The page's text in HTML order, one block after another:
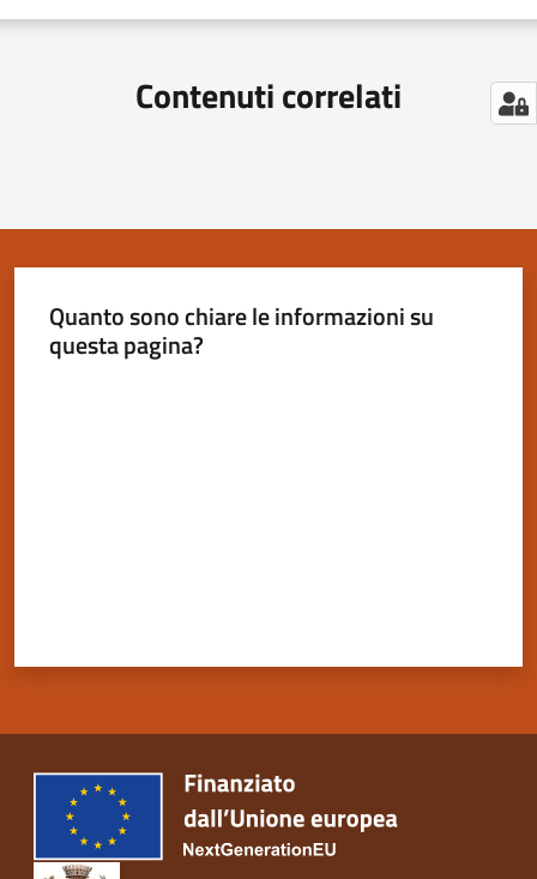
Contenuti correlati
Quanto sono chiare le informazioni su
questa pagina?